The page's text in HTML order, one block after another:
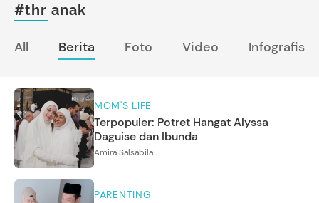
#thr anak
All Berita Foto Video Infografis
MOM'S LIFE
Terpopuler: Potret Hangat Alyssa
Daguise dan Ibunda
Amira Salsabila
PARENTING